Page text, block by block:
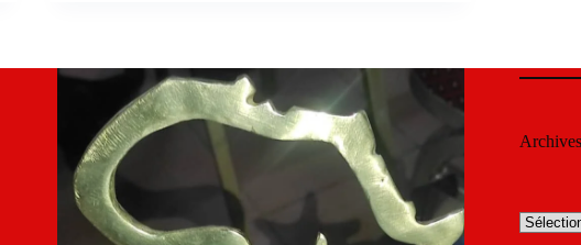
Archives
Archives